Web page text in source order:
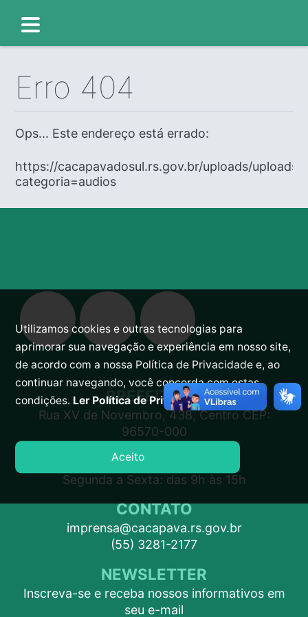
Erro 404
Ops... Este endereço está errado:
https://cacapavadosul.rs.gov.br/uploads/uploads/
categoria=audios
PREFEITURA
Rua XV de Novembro, 438, Centro CEP:
96570-000
ATENDIMENTO
Segunda a Sexta: das 9h às 15h
CONTATO
imprensa@cacapava.rs.gov.br
(55) 3281-2177
NEWSLETTER
Inscreva-se e receba nossos informativos em
seu e-mail
Utilizamos cookies e outras tecnologias para
aprimorar sua navegação e experiência em nosso site,
de acordo com a nossa Política de Privacidade e, ao
continuar navegando, você concorda com estas
condições. Ler Política de Privacidade.
Aceito